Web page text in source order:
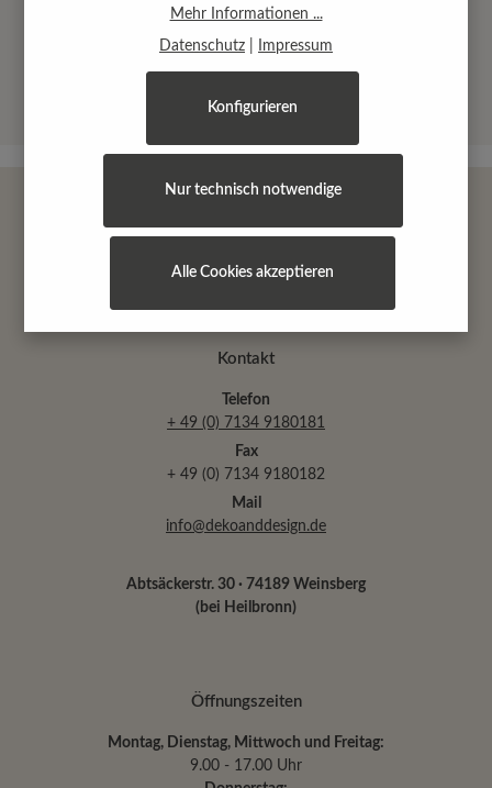
Mehr dazu
Kontakt
Telefon
+ 49 (0) 7134 9180181
Fax
+ 49 (0) 7134 9180182
Mail
info@dekoanddesign.de
Abtsäckerstr. 30 · 74189 Weinsberg
(bei Heilbronn)
Öffnungszeiten
Montag, Dienstag, Mittwoch und Freitag:
9.00 - 17.00 Uhr
Mehr Informationen ...
Datenschutz Impressum
Nur technisch notwendige
Konfigurieren
Alle Cookies akzeptieren